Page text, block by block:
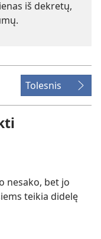
iš dekretų,
Tolesnis
nesako, bet jo
teikia didelę